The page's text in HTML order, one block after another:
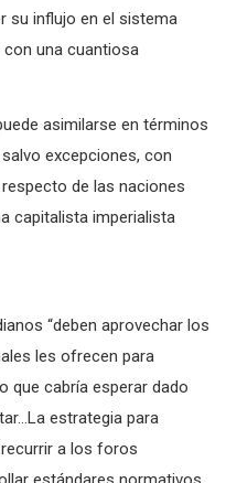
su influjo en el sistema
una cuantiosa
asimilarse en términos
excepciones, con
de las naciones
capitalista imperialista
“deben aprovechar los
les ofrecen para
que cabría esperar dado
estrategia para
a los foros